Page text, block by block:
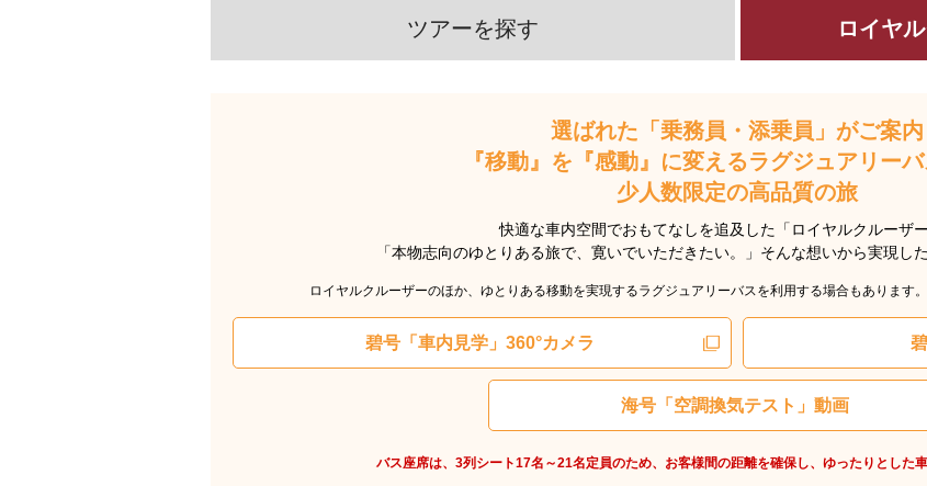
ツアーを探す ロイヤ
選ばれた「乗務員・添乗員」がご案内
『移動』を『感動』に変えるラグジュアリーバ
少人数限定の高品質の旅
快適な車内空間でおもてなしを追及した「ロイヤルクルーザー
「本物志向のゆとりある旅で、寛いでいただきたい。」そんな想いから実現し
ロイヤルクルーザーのほか、ゆとりある移動を実現するラグジュアリーバスを利用する場合もあります
碧号「車内見学」360°カメラ
海号「空調換気テスト」動画
バス座席は、3列シート17名～21名定員のため、お客様間の距離を確保し、ゆったりとした